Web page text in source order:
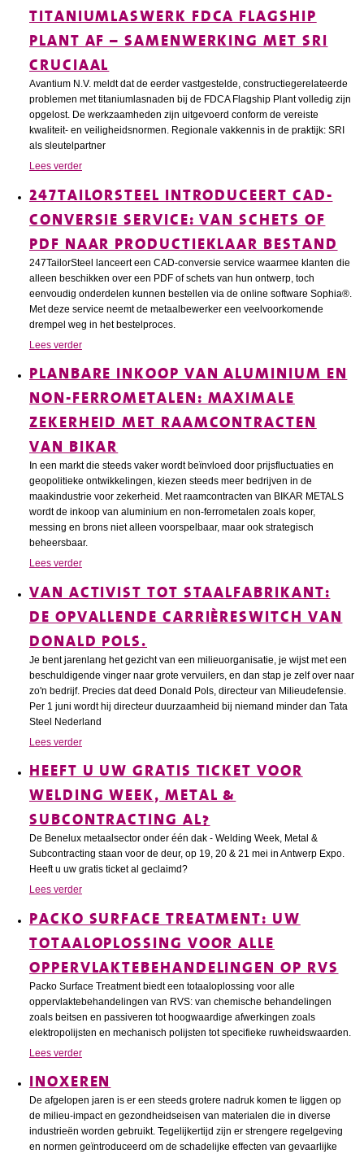
TITANIUMLASWERK FDCA FLAGSHIP
PLANT AF – SAMENWERKING MET SRI
CRUCIAAL
Avantium N.V. meldt dat de eerder vastgestelde, constructiegerelateerde
problemen met titaniumlasnaden bij de FDCA Flagship Plant volledig zijn
opgelost. De werkzaamheden zijn uitgevoerd conform de vereiste
kwaliteit- en veiligheidsnormen. Regionale vakkennis in de praktijk: SRI
als sleutelpartner
Lees verder
247TAILORSTEEL INTRODUCEERT CAD-
CONVERSIE SERVICE: VAN SCHETS OF
PDF NAAR PRODUCTIEKLAAR BESTAND
247TailorSteel lanceert een CAD-conversie service waarmee klanten die
alleen beschikken over een PDF of schets van hun ontwerp, toch
eenvoudig onderdelen kunnen bestellen via de online software Sophia®.
Met deze service neemt de metaalbewerker een veelvoorkomende
drempel weg in het bestelproces.
Lees verder
PLANBARE INKOOP VAN ALUMINIUM EN
NON-FERROMETALEN: MAXIMALE
ZEKERHEID MET RAAMCONTRACTEN
VAN BIKAR
In een markt die steeds vaker wordt beïnvloed door prijsfluctuaties en
geopolitieke ontwikkelingen, kiezen steeds meer bedrijven in de
maakindustrie voor zekerheid. Met raamcontracten van BIKAR METALS
wordt de inkoop van aluminium en non-ferrometalen zoals koper,
messing en brons niet alleen voorspelbaar, maar ook strategisch
beheersbaar.
Lees verder
VAN ACTIVIST TOT STAALFABRIKANT:
DE OPVALLENDE CARRIÈRESWITCH VAN
DONALD POLS.
Je bent jarenlang het gezicht van een milieuorganisatie, je wijst met een
beschuldigende vinger naar grote vervuilers, en dan stap je zelf over naar
zo'n bedrijf. Precies dat deed Donald Pols, directeur van Milieudefensie.
Per 1 juni wordt hij directeur duurzaamheid bij niemand minder dan Tata
Steel Nederland
Lees verder
HEEFT U UW GRATIS TICKET VOOR
WELDING WEEK, METAL &
SUBCONTRACTING AL?
De Benelux metaalsector onder één dak - Welding Week, Metal &
Subcontracting staan voor de deur, op 19, 20 & 21 mei in Antwerp Expo.
Heeft u uw gratis ticket al geclaimd?
Lees verder
PACKO SURFACE TREATMENT: UW
TOTAALOPLOSSING VOOR ALLE
OPPERVLAKTEBEHANDELINGEN OP RVS
Packo Surface Treatment biedt een totaaloplossing voor alle
oppervlaktebehandelingen van RVS: van chemische behandelingen
zoals beitsen en passiveren tot hoogwaardige afwerkingen zoals
elektropolijsten en mechanisch polijsten tot specifieke ruwheidswaarden.
Lees verder
INOXEREN
De afgelopen jaren is er een steeds grotere nadruk komen te liggen op
de milieu-impact en gezondheidseisen van materialen die in diverse
industrieën worden gebruikt. Tegelijkertijd zijn er strengere regelgeving
en normen geïntroduceerd om de schadelijke effecten van gevaarlijke